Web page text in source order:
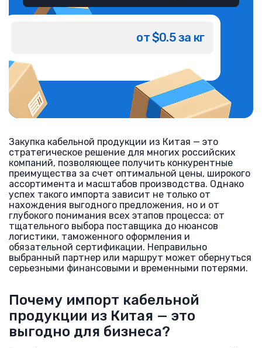
от $0.5 за кг
Закупка кабельной продукции из Китая — это
стратегическое решение для многих российских
компаний, позволяющее получить конкурентные
преимущества за счет оптимальной цены, широкого
ассортимента и масштабов производства. Однако
успех такого импорта зависит не только от
нахождения выгодного предложения, но и от
глубокого понимания всех этапов процесса: от
тщательного выбора поставщика до нюансов
логистики, таможенного оформления и
обязательной сертификации. Неправильно
выбранный партнер или маршрут может обернуться
серьезными финансовыми и временными потерями.
Почему импорт кабельной
продукции из Китая — это
выгодно для бизнеса?